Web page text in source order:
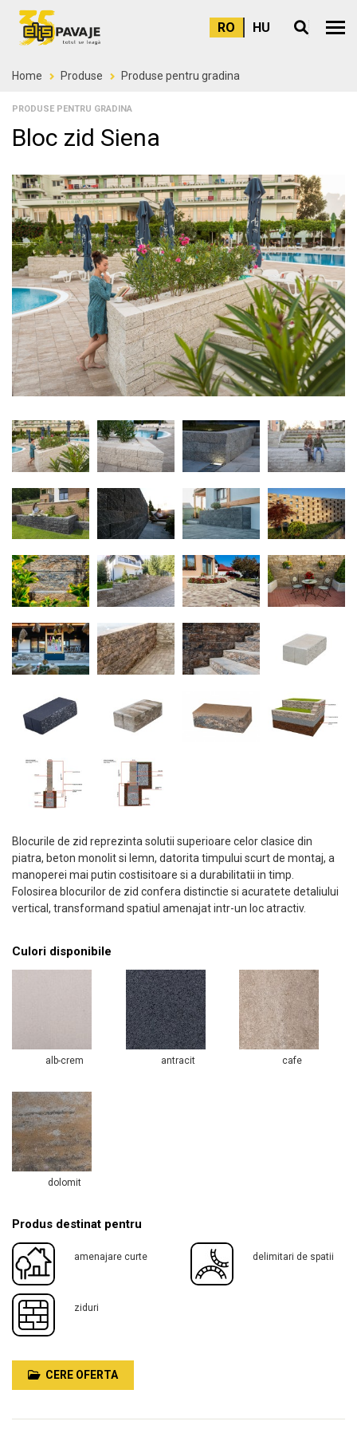
RO HU Meniu
Home Produse Produse pentru gradina
PRODUSE PENTRU GRADINA
Bloc zid Siena
Blocurile de zid reprezinta solutii superioare celor clasice din
piatra, beton monolit si lemn, datorita timpului scurt de montaj, a
manoperei mai putin costisitoare si a durabilitatii in timp.
Folosirea blocurilor de zid confera distinctie si acuratete detaliului
vertical, transformand spatiul amenajat intr-un loc atractiv.
Culori disponibile
alb-crem antracit cafe
dolomit
Produs destinat pentru
amenajare curte delimitari de spatii
ziduri
CERE OFERTA